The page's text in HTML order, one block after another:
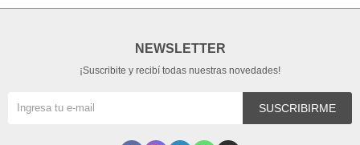
NEWSLETTER
¡Suscribite y recibí todas nuestras novedades!
SUSCRIBIRME